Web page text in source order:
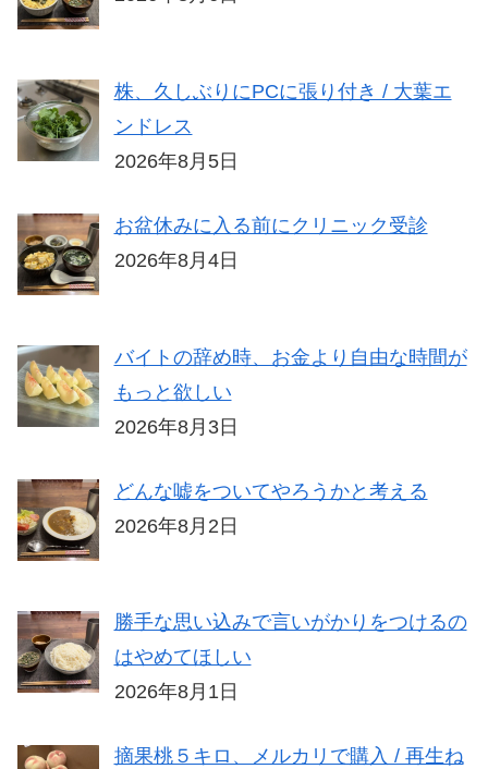
株、久しぶりにPCに張り付き / 大葉エ
ンドレス
2026年8月5日
お盆休みに入る前にクリニック受診
2026年8月4日
バイトの辞め時、お金より自由な時間が
もっと欲しい
2026年8月3日
どんな嘘をついてやろうかと考える
2026年8月2日
勝手な思い込みで言いがかりをつけるの
はやめてほしい
2026年8月1日
摘果桃５キロ、メルカリで購入 / 再生ね